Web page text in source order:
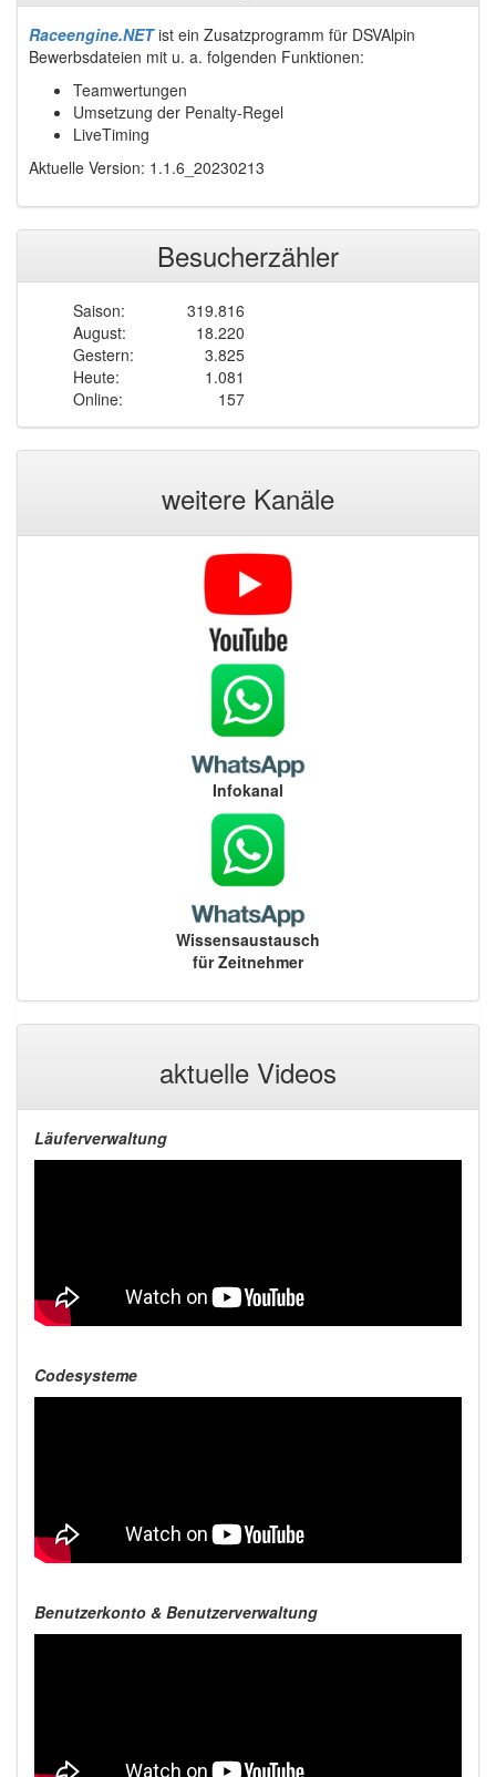
Raceengine.NETist ein Zusatzprogramm für DSVAlpin
Bewerbsdateien mit u. a. folgenden Funktionen:
Teamwertungen
Umsetzung der Penalty-Regel
LiveTiming
Aktuelle Version: 1.1.6_20230213
Besucherzähler
Saison:
319.816
August:
18.220
Gestern:
3.825
Heute:
1.081
Online:
157
weitere Kanäle
Infokanal
Wissensaustausch
für Zeitnehmer
aktuelle Videos
Läuferverwaltung
Codesysteme
Benutzerkonto & Benutzerverwaltung